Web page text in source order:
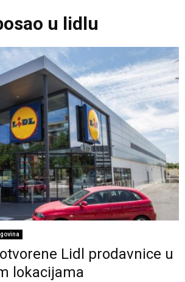
u lidlu
Lidl prodavnice u
lokacijama